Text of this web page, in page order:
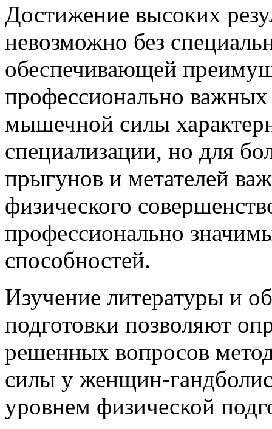
Достижение высоких
невозможно без
обеспечивающей
профессионально важных
мышечной силы
специализации, но для
прыгунов и метателей
физического
профессионально
способностей.
Изучение литературы и
подготовки позволяют
решенных вопросов
силы у женщин-
уровнем физической